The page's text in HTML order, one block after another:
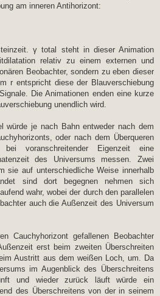
am inneren Antihorizont:
γ total steht in dieser Animation
relativ zu einem externen und
Beobachter, sondern zu eben dieser
r entspricht diese der Blauverschiebung
Die Animationen enden eine kurze
unendlich wird.
würde je nach Bahn entweder nach dem
oder nach dem Überqueren
voranschreitender Eigenzeit eine
des Universums messen. Zwei
sie auf unterschiedliche Weise innerhalb
sind dort begegnen nehmen sich
wahr, wobei der durch den parallelen
auch die Außenzeit des Universum
Cauchyhorizont gefallenen Beobachter
erst beim zweiten Überschreiten
Austritt aus dem weißen Loch, um. Da
im Augenblick des Überschreitens
und wieder zurück läuft würde ein
des Überschreitens von der in seinem